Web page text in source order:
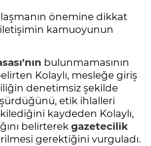
önemine dikkat
iletişimin kamuoyunun
bulunmamasının
Kolaylı, mesleğe giriş
denetimsiz şekilde
etik ihlalleri
kaydeden Kolaylı,
belirterek gazetecilik
gerektiğini vurguladı.